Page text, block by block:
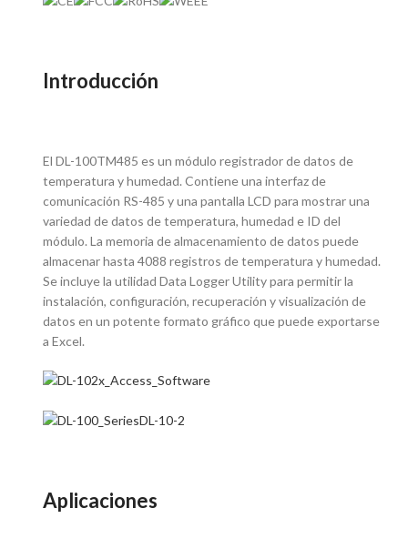
Introducción
El DL-100TM485 es un módulo registrador de datos de
temperatura y humedad. Contiene una interfaz de
comunicación RS-485 y una pantalla LCD para mostrar una
variedad de datos de temperatura, humedad e ID del
módulo. La memoria de almacenamiento de datos puede
almacenar hasta 4088 registros de temperatura y humedad.
Se incluye la utilidad Data Logger Utility para permitir la
instalación, configuración, recuperación y visualización de
datos en un potente formato gráfico que puede exportarse
a Excel.
Aplicaciones